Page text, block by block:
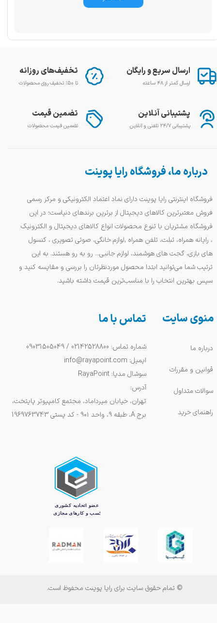
منوی سایت
درباره ما
قوانین و مقررات
سوالات متداول
راهنمای خرید
© تمام حقوق سایت برای رایا پوینت محفوظ است.
درباره ما، فروشگاه رایا پوینت
فروشگاه اینترنتی رایا پوینت دارای نماد اعتماد الکترونیکی و مرکز رسمی
فروش معتبرترین کالاهای دیجیتال از برترین برندهای دنیاست؛ در این
فروشگاه مشتریان با تنوع محصولات انواع کالاهای دیجیتال و الکترونیک
، رایانه همراه، تبلت، تلفن همراه ,لوازم خانگی، صوتی تصویری ، کنسول
های بازی، گجت های هوشمند، لوازم جانبی... رو به رو هستند. به این
ترتیب شما می‌توانید ابتدا محصول موردنظرتان را بررسی و مقایسه کنید و
سپس بهترین انتخاب را با مناسب‌ترین قیمت داشته باشید.
ارسال سریع و رایگان
ارسال کمتر از ۴۸ ساعته
تخفیف‌های روزانه
تا ۵۰٪ تخفیف روی محصولات
پشتیبانی آنلاین
پشتیبانی ۲۴/۷ تلفنی و آنلاین
تضمین قیمت
تضمین قیمت محصولات
تماس با ما
شماره تماس: 02142528800 / 09031505049
ایمیل: info@rayapoint.com
سوشال مدیا: RayaPoint
آدرس:
تهران، خیابان میرداماد، مجتمع کامپیوتر پایتخت،
برج A، طبقه ۹، واحد ۹۰۱ - کد پستی 1969763743